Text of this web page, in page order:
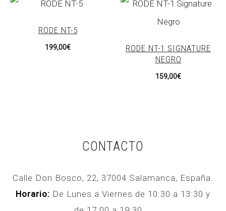
229,00€.
209,00€.
RODE NT-5
199,00€
RODE NT-1 SIGNATURE
NEGRO
159,00€
CONTACTO
Calle Don Bosco, 22, 37004 Salamanca, España.
Horario: De Lunes a Viernes de 10:30 a 13:30 y